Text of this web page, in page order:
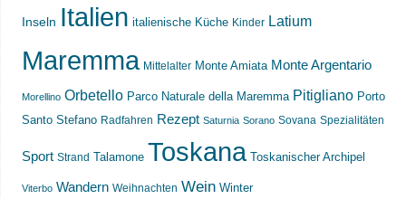
Inseln Italien italienische Küche Kinder Latium
Maremma Mittelalter Monte Amiata Monte Argentario
Morellino Orbetello Parco Naturale della Maremma Pitigliano Porto
Santo Stefano Radfahren Rezept Saturnia Sorano Sovana Spezialitäten
Sport Strand Talamone Toskana Toskanischer Archipel
Viterbo Wandern Weihnachten Wein Winter